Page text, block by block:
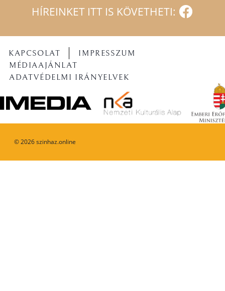
HÍREINKET ITT IS KÖVETHETI:
©2026szinhaz.online
KAPCSOLAT
IMPRESSZUM
MÉDIAAJÁNLAT
ADATVÉDELMI IRÁNYELVEK